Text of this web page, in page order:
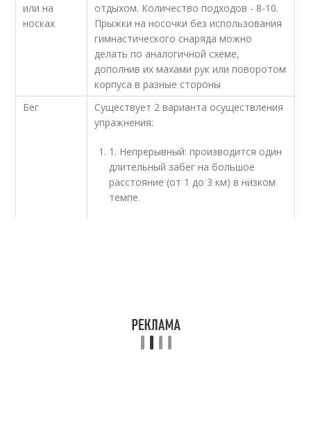
или на
носках
отдыхом. Количество подходов - 8-10.
Прыжки на носочки без использования
гимнастического снаряда можно
делать по аналогичной схеме,
дополнив их махами рук или поворотом
корпуса в разные стороны
Бег
Существует 2 варианта осуществления
упражнения:
1. Непрерывный: производится один
длительный забег на большое
расстояние (от 1 до 3 км) в низком
темпе.